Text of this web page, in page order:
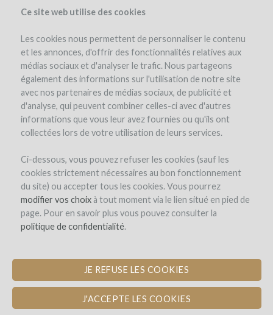
Ce site web utilise des cookies
Les cookies nous permettent de personnaliser le contenu
et les annonces, d'offrir des fonctionnalités relatives aux
médias sociaux et d'analyser le trafic. Nous partageons
également des informations sur l'utilisation de notre site
avec nos partenaires de médias sociaux, de publicité et
d'analyse, qui peuvent combiner celles-ci avec d'autres
informations que vous leur avez fournies ou qu'ils ont
collectées lors de votre utilisation de leurs services.
Ci-dessous, vous pouvez refuser les cookies (sauf les
cookies strictement nécessaires au bon fonctionnement
du site) ou accepter tous les cookies. Vous pourrez
modifier vos choixà tout moment via le lien situé en pied de
page. Pour en savoir plus vous pouvez consulter la
politique de confidentialité.
JE REFUSE LES COOKIES
J'ACCEPTE LES COOKIES
le projet les remboursements en vin
Domaine des Coteaux Blancs
AGRANDISSEMENT DU CHAI À
BARRIQUES ET ACQUISITION DE
NOUVEAUX FÛTS DE CHÊNES